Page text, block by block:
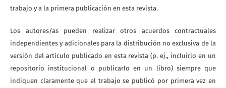
trabajo y a la primera publicación en esta revista.
Los autores/as pueden realizar otros acuerdos contractuales
independientes y adicionales para la distribución no exclusiva de la
versión del artículo publicado en esta revista (p. ej., incluirlo en un
repositorio institucional o publicarlo en un libro) siempre que
indiquen claramente que el trabajo se publicó por primera vez en